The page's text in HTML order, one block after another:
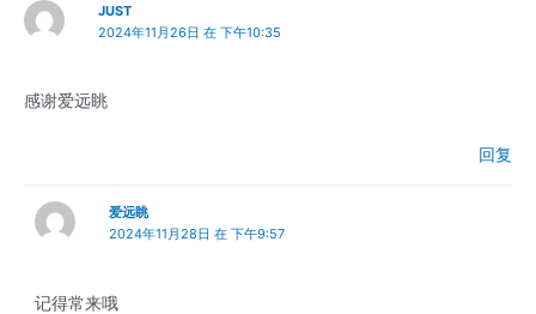
JUST
2024年11月26日 在 下午10:35
感谢爱远眺
回复
爱远眺
2024年11月28日 在 下午9:57
记得常来哦